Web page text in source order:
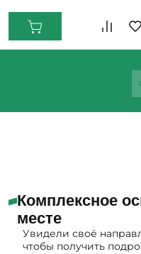
Комплексное
месте
Увидели своё
чтобы получить